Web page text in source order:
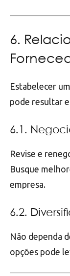
6.
Estabelecer
pode resultar
6.1.
Revise e
Busque
empresa.
6.2.
Não dependa
opções pode